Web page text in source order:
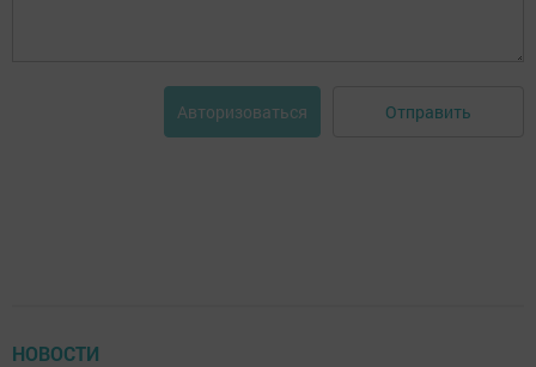
Авторизоваться Отправить
НОВОСТИ